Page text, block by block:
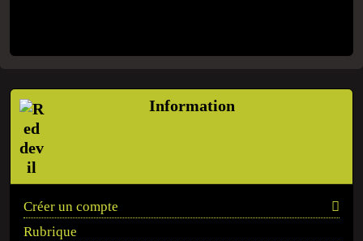
Information
Créer un compte
Rubrique